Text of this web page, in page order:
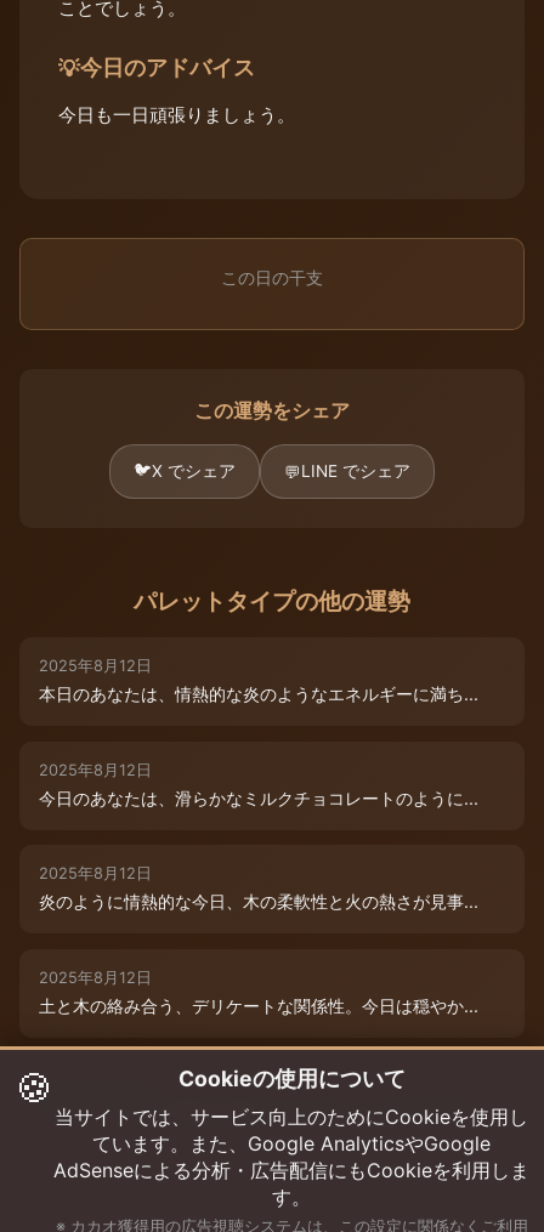
ことでしょう。
💡今日のアドバイス
今日も一日頑張りましょう。
この日の干支
この運勢をシェア
🐦X でシェア 💬LINE でシェア
パレットタイプの他の運勢
2025年8月12日
本日のあなたは、情熱的な炎のようなエネルギーに満ち...
2025年8月12日
今日のあなたは、滑らかなミルクチョコレートのように...
2025年8月12日
炎のように情熱的な今日、木の柔軟性と火の熱さが見事...
2025年8月12日
土と木の絡み合う、デリケートな関係性。今日は穏やか...
2025年8月12日
本日は、木と水の絶妙な相生エネルギーが、あなたの可...
🍪 Cookieの使用について
当サイトでは、サービス向上のためにCookieを使用し
ています。また、Google AnalyticsやGoogle
AdSenseによる分析・広告配信にもCookieを利用しま
す。
※ カカオ獲得用の広告視聴システムは、この設定に関係なくご利用